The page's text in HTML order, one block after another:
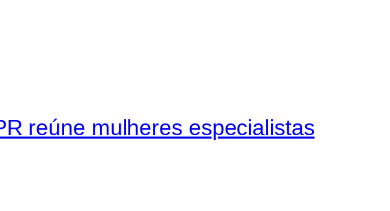
reúne mulheres especialistas